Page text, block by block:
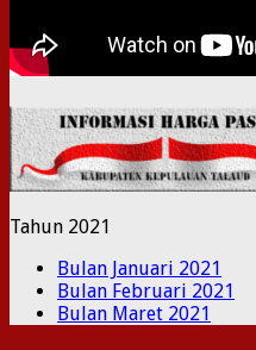
Tahun 2021
Bulan Januari 2021
Bulan Februari 2021
Bulan Maret 2021